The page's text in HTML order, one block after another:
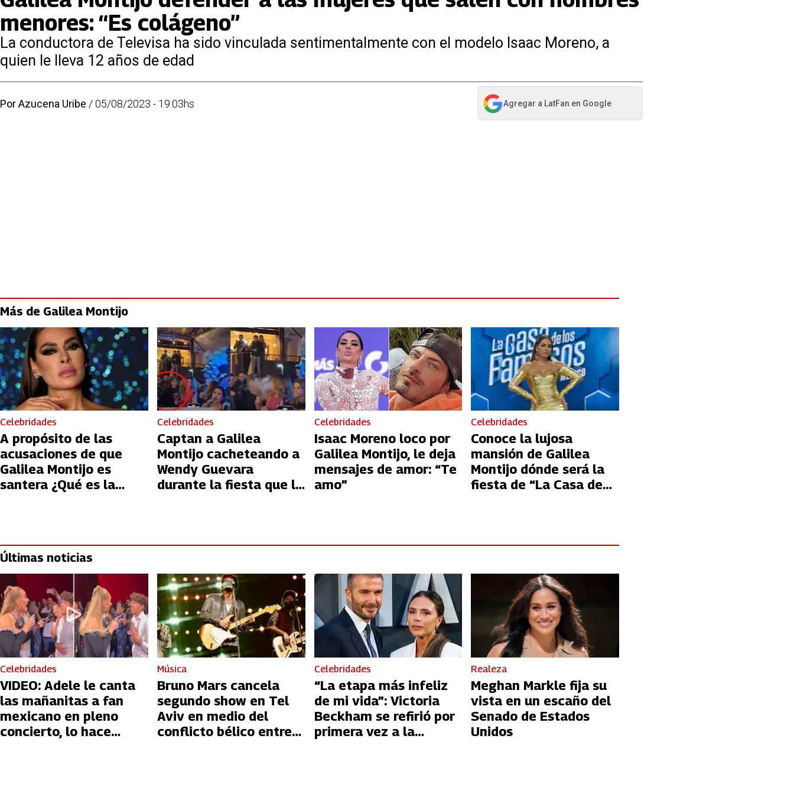
menores: “Es colágeno”
La conductora de Televisa ha sido vinculada sentimentalmente con el modelo Isaac Moreno, a
quien le lleva 12 años de edad
PorAzucena Uribe /05/08/2023 - 19:03hs Agregar a LatFan en Google
abre en nueva pestaña
Más de Galilea Montijo
Celebridades
A propósito de las
acusaciones de que
Galilea Montijo es
santera ¿Qué es la
Celebridades
Captan a Galilea
Montijo cacheteando a
Wendy Guevara
durante la fiesta que le
Celebridades
Isaac Moreno loco por
Galilea Montijo, le deja
mensajes de amor: “Te
amo”
Celebridades
Conoce la lujosa
mansión de Galilea
Montijo dónde será la
fiesta de “La Casa de
Últimas noticias
Celebridades
VIDEO: Adele le canta
las mañanitas a fan
mexicano en pleno
concierto, lo hace
Música
Bruno Mars cancela
segundo show en Tel
Aviv en medio del
conflicto bélico entre
Celebridades
“La etapa más infeliz
de mi vida”: Victoria
Beckham se refirió por
primera vez a la
Realeza
Meghan Markle fija su
vista en un escaño del
Senado de Estados
Unidos